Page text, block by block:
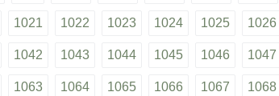
1021 1022 1023 1024 1025 1026
1042 1043 1044 1045 1046 1047
1063 1064 1065 1066 1067 1068